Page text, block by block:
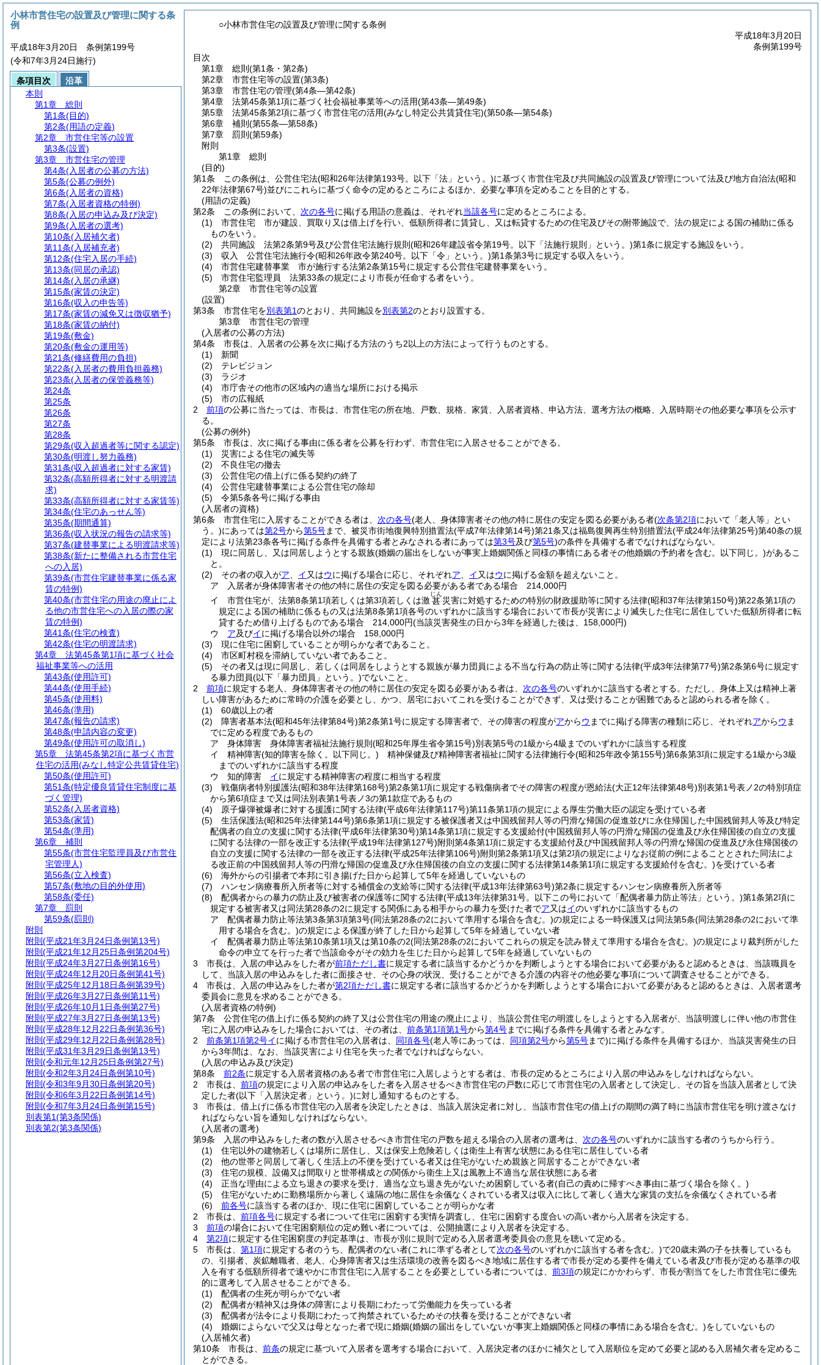
○小林市営住宅の設置及び管理に関する条例
平成18年3月20日
条例第199号
目次
第1章
総則 (第1条・第2条)
第2章
市営住宅等の設置(第3条)
第3章
市営住宅の管理(第4条―第42条)
第4章
法第45条第1項に基づく社会福祉事業等への活用(第43条―第49条)
第5章
法第45条第2項に基づく市営住宅の活用(みなし特定公共賃貸住宅)(第50条―第54条)
第6章
補則 (第55条―第58条)
第7章
罰則 (第59条)
附則
第1章
総則
(目的)
第1条
この条例は、公営住宅法(昭和26年法律第193号。以下「法」という。)に基づく市営住宅及び共同施設の設置及び管理について法及び地方自治法(昭和
22年法律第67号)並びにこれらに基づく命令の定めるところによるほか、必要な事項を定めることを目的とする。
(用語の定義)
第2条
この条例において、 次の各号に掲げる用語の意義は、それぞれ当該各号に定めるところによる。
(1)
市営住宅 市が建設、買取り又は借上げを行い、低額所得者に賃貸し、又は転貸するための住宅及びその附帯施設で、法の規定による国の補助に係る
ものをいう。
(2)
共同施設 法第2条第9号及び公営住宅法施行規則 (昭和26年建設省令第19号。以下「法施行規則」という。)第1条に規定する施設をいう。
(3)
収入 公営住宅法施行令(昭和26年政令第240号。以下「令」という。)第1条第3号に規定する収入をいう。
(4)
市営住宅建替事業 市が施行する法第2条第15号に規定する公営住宅建替事業をいう。
(5)
市営住宅監理員 法第33条の規定により市長が任命する者をいう。
第2章
市営住宅等の設置
(設置)
第3条
市営住宅を別表第1のとおり、共同施設を別表第2のとおり設置する。
第3章
市営住宅の管理
(入居者の公募の方法)
第4条
市長は、入居者の公募を次に掲げる方法のうち2以上の方法によって行うものとする。
(1)
新聞
(2)
テレビジョン
(3)
ラジオ
(4)
市庁舎その他市の区域内の適当な場所における掲示
(5)
市の広報紙
2
前項の公募に当たっては、市長は、市営住宅の所在地、戸数、規格、家賃、入居者資格、申込方法、選考方法の概略、入居時期その他必要な事項を公示す
る。
(公募の例外)
第5条
市長は、次に掲げる事由に係る者を公募を行わず、市営住宅に入居させることができる。
(1)
災害による住宅の滅失等
(2)
不良住宅の撤去
(3)
公営住宅の借上げに係る契約の終了
(4)
公営住宅建替事業による公営住宅の除却
(5)
令第5条各号に掲げる事由
(入居者の資格)
第6条
市営住宅に入居することができる者は、 次の各号(老人、身体障害者その他の特に居住の安定を図る必要がある者(次条第2項において「老人等」とい
う。)にあっては第2号から第5号まで、被災市街地復興特別措置法(平成7年法律第14号)第21条又は福島復興再生特別措置法(平成24年法律第25号)第40条の規
定により法第23条各号に掲げる条件を具備する者とみなされる者にあっては第3号及び第5号)の条件を具備する者でなければならない。
(1)
現に同居し、又は同居しようとする親族(婚姻の届出をしないが事実上婚姻関係と同様の事情にある者その他婚姻の予約者を含む。以下同じ。)があるこ
と。
(2)
その者の収入がア イ 又はウに掲げる場合に応じ、それぞれア イ 又はウに掲げる金額を超えないこと。
ア
入居者が身体障害者その他の特に居住の安定を図る必要がある者である場合 214,000円
イ
市営住宅が、法第8条第1項若しくは第3項若しくは激 甚
じん
災害に対処するための特別の財政援助等に関する法律(昭和37年法律第150号)第22条第1項の
規定による国の補助に係るもの又は法第8条第1項各号のいずれかに該当する場合において市長が災害により滅失した住宅に居住していた低額所得者に転
貸するため借り上げるものである場合 214,000円(当該災害発生の日から3年を経過した後は、158,000円)
ウ
ア及びイに掲げる場合以外の場合 158,000円
(3)
現に住宅に困窮していることが明らかな者であること。
(4)
市区町村税を滞納していない者であること。
(5)
その者又は現に同居し、若しくは同居をしようとする親族が暴力団員による不当な行為の防止等に関する法律(平成3年法律第77号)第2条第6号に規定す
る暴力団員(以下「暴力団員」という。)でないこと。
2
前項に規定する老人、身体障害者その他の特に居住の安定を図る必要がある者は、 次の各号のいずれかに該当する者とする。 ただし、身体上又は精神上著
しい障害があるために常時の介護を必要とし、かつ、居宅においてこれを受けることができず、又は受けることが困難であると認められる者を除く。
(1)
60歳以上の者
(2)
障害者基本法(昭和45年法律第84号)第2条第1号に規定する障害者で、その障害の程度がアからウ までに掲げる障害の種類に応じ、それぞれアからウ ま
でに定める程度であるもの
ア
身体障害 身体障害者福祉法施行規則 (昭和25年厚生省令第15号)別表第5号の1級から4級までのいずれかに該当する程度
イ
精神障害(知的障害を除く。以下同じ。) 精神保健及び精神障害者福祉に関する法律施行令(昭和25年政令第155号)第6条第3項に規定する1級から3級
までのいずれかに該当する程度
ウ
知的障害 イに規定する精神障害の程度に相当する程度
(3)
戦傷病者特別援護法(昭和38年法律第168号)第2条第1項に規定する戦傷病者でその障害の程度が恩給法(大正12年法律第48号)別表第1号表ノ2の特別項症
から第6項症まで又は同法別表第1号表ノ3の第1款症であるもの
(4)
原子爆弾被爆者に対する援護に関する法律(平成6年法律第117号)第11条第1項の規定による厚生労働大臣の認定を受けている者
(5)
生活保護法(昭和25年法律第144号)第6条第1項に規定する被保護者又は中国残留邦人等の円滑な帰国の促進並びに永住帰国した中国残留邦人等及び特定
配偶者の自立の支援に関する法律(平成6年法律第30号)第14条第1項に規定する支援給付(中国残留邦人等の円滑な帰国の促進及び永住帰国後の自立の支援
に関する法律の一部を改正する法律(平成19年法律第127号)附則第4条第1項に規定する支援給付及び中国残留邦人等の円滑な帰国の促進及び永住帰国後の
自立の支援に関する法律の一部を改正する法律(平成25年法律第106号)附則第2条第1項又は第2項の規定によりなお従前の例によることとされた同法によ
る改正前の中国残留邦人等の円滑な帰国の促進及び永住帰国後の自立の支援に関する法律第14条第1項に規定する支援給付を含む。)を受けている者
(6)
海外からの引揚者で本邦に引き揚げた日から起算して5年を経過していないもの
(7)
ハンセン病療養所入所者等に対する補償金の支給等に関する法律(平成13年法律第63号)第2条に規定するハンセン病療養所入所者等
(8)
配偶者からの暴力の防止及び被害者の保護等に関する法律(平成13年法律第31号。以下この号において「配偶者暴力防止等法」という。)第1条第2項に
規定する被害者又は同法第28条の2に規定する関係にある相手からの暴力を受けた者でア又はイのいずれかに該当するもの
ア
配偶者暴力防止等法第3条第3項第3号(同法第28条の2において準用する場合を含む。)の規定による一時保護又は同法第5条(同法第28条の2において準
用する場合を含む。)の規定による保護が終了した日から起算して5年を経過していない者
イ
配偶者暴力防止等法第10条第1項又は第10条の2(同法第28条の2においてこれらの規定を読み替えて準用する場合を含む。)の規定により裁判所がした
命令の申立てを行った者で当該命令がその効力を生じた日から起算して5年を経過していないもの
3
市長は、入居の申込みをした者が前項ただし書に規定する者に該当するかどうかを判断しようとする場合において必要があると認めるときは、当該職員を
して、当該入居の申込みをした者に面接させ、その心身の状況、受けることができる介護の内容その他必要な事項について調査させることができる。
4
市長は、入居の申込みをした者が第2項ただし書に規定する者に該当するかどうかを判断しようとする場合において必要があると認めるときは、入居者選考
委員会に意見を求めることができる。
(入居者資格の特例)
第7条
公営住宅の借上げに係る契約の終了又は公営住宅の用途の廃止により、当該公営住宅の明渡しをしようとする入居者が、当該明渡しに伴い他の市営住
宅に入居の申込みをした場合においては、その者は、 前条第1項第1号から第4号までに掲げる条件を具備する者とみなす。
2
前条第1項第2号イに掲げる市営住宅の入居者は、 同項各号(老人等にあっては、 同項第2号から第5号まで)に掲げる条件を具備するほか、当該災害発生の日
から3年間は、なお、当該災害により住宅を失った者でなければならない。
(入居の申込み及び決定)
第8条
前2条に規定する入居者資格のある者で市営住宅に入居しようとする者は、市長の定めるところにより入居の申込みをしなければならない。
2
市長は、 前項の規定により入居の申込みをした者を入居させるべき市営住宅の戸数に応じて市営住宅の入居者として決定し、その旨を当該入居者として決
定した者(以下「入居決定者」という。)に対し通知するものとする。
3
市長は、借上げに係る市営住宅の入居者を決定したときは、当該入居決定者に対し、当該市営住宅の借上げの期間の満了時に当該市営住宅を明け渡さなけ
ればならない旨を通知しなければならない。
(入居者の選考)
第9条
入居の申込みをした者の数が入居させるべき市営住宅の戸数を超える場合の入居者の選考は、 次の各号のいずれかに該当する者のうちから行う。
(1)
住宅以外の建物若しくは場所に居住し、又は保安上危険若しくは衛生上有害な状態にある住宅に居住している者
(2)
他の世帯と同居して著しく生活上の不便を受けている者又は住宅がないため親族と同居することができない者
(3)
住宅の規模、設備又は間取りと世帯構成との関係から衛生上又は風教上不適当な居住状態にある者
(4)
正当な理由による立ち退きの要求を受け、適当な立ち退き先がないため困窮している者(自己の責めに帰すべき事由に基づく場合を除く。)
(5)
住宅がないために勤務場所から著しく遠隔の地に居住を余儀なくされている者又は収入に比して著しく過大な家賃の支払を余儀なくされている者
(6)
前各号に該当する者のほか、現に住宅に困窮していることが明らかな者
2
市長は、 前項各号に規定する者について住宅に困窮する実情を調査し、住宅に困窮する度合いの高い者から入居者を決定する。
3
前項の場合において住宅困窮順位の定め難い者については、公開抽選により入居者を決定する。
4
第2項に規定する住宅困窮度の判定基準は、市長が別に規則で定める入居者選考委員会の意見を聴いて定める。
5
市長は、 第1項に規定する者のうち、配偶者のない者(これに準ずる者として次の各号のいずれかに該当する者を含む。)で20歳未満の子を扶養しているも
の、引揚者、炭鉱離職者、老人、心身障害者又は生活環境の改善を図るべき地域に居住する者で市長が定める要件を備えている者及び市長が定める基準の収
入を有する低額所得者で速やかに市営住宅に入居することを必要としている者については、 前3項の規定にかかわらず、市長が割当てをした市営住宅に優先
的に選考して入居させることができる。
(1)
配偶者の生死が明らかでない者
(2)
配偶者が精神又は身体の障害により長期にわたって労働能力を失っている者
(3)
配偶者が法令により長期にわたって拘禁されているためその扶養を受けることができない者
(4)
婚姻によらないで父又は母となった者で現に婚姻(婚姻の届出をしていないが事実上婚姻関係と同様の事情にある場合を含む。)をしていないもの
(入居補欠者)
第10条
市長は、 前条の規定に基づいて入居者を選考する場合において、入居決定者のほかに補欠として入居順位を定めて必要と認める入居補欠者を定めるこ
とができる。
小林市営住宅の設置及び管理に関する条
例
平成18年3月20日 条例第199号
(令和7年3月24日施行)
条項目次
沿革
本則
第1章
総則
第1条(目的)
第2条(用語の定義)
第2章
市営住宅等の設置
第3条(設置)
第3章
市営住宅の管理
第4条(入居者の公募の方法)
第5条(公募の例外)
第6条(入居者の資格)
第7条(入居者資格の特例)
第8条(入居の申込み及び決定)
第9条(入居者の選考)
第10条(入居補欠者)
第11条(入居補充者)
第12条(住宅入居の手続)
第13条(同居の承認)
第14条(入居の承継)
第15条(家賃の決定)
第16条(収入の申告等)
第17条(家賃の減免又は徴収猶予)
第18条(家賃の納付)
第19条(敷金)
第20条(敷金の運用等)
第21条(修繕費用の負担)
第22条(入居者の費用負担義務)
第23条(入居者の保管義務等)
第24条
第25条
第26条
第27条
第28条
第29条(収入超過者等に関する認定)
第30条(明渡し努力義務)
第31条(収入超過者に対する家賃)
第32条(高額所得者に対する明渡請
求)
第33条(高額所得者に対する家賃等)
第34条(住宅のあっせん等)
第35条(期間通算)
第36条(収入状況の報告の請求等)
第37条(建替事業による明渡請求等)
第38条(新たに整備される市営住宅
への入居)
第39条(市営住宅建替事業に係る家
賃の特例)
第40条(市営住宅の用途の廃止によ
る他の市営住宅への入居の際の家
賃の特例)
第41条(住宅の検査)
第42条(住宅の明渡請求)
第4章
法第45条第1項に基づく社会
福祉事業等への活用
第43条(使用許可)
第44条(使用手続)
第45条(使用料)
第46条(準用)
第47条(報告の請求)
第48条(申請内容の変更)
第49条(使用許可の取消し)
第5章
法第45条第2項に基づく市営
住宅の活用(みなし特定公共賃貸住宅)
第50条(使用許可)
第51条(特定優良賃貸住宅制度に基
づく管理)
第52条(入居者資格)
第53条(家賃)
第54条(準用)
第6章
補則
第55条(市営住宅監理員及び市営住
宅管理人)
第56条(立入検査)
第57条(敷地の目的外使用)
第58条(委任)
第7章
罰則
第59条(罰則)
附則
附則 (平成21年3月24日条例第13号)
附則 (平成21年12月25日条例第204号)
附則 (平成24年3月27日条例第16号)
附則 (平成24年12月20日条例第41号)
附則 (平成25年12月18日条例第39号)
附則 (平成26年3月27日条例第11号)
附則 (平成26年10月1日条例第27号)
附則 (平成27年3月27日条例第13号)
附則 (平成28年12月22日条例第36号)
附則 (平成29年12月22日条例第28号)
附則 (平成31年3月29日条例第13号)
附則 (令和元年12月25日条例第27号)
附則 (令和2年3月24日条例第10号)
附則 (令和3年9月30日条例第20号)
附則 (令和6年3月22日条例第14号)
附則 (令和7年3月24日条例第15号)
別表第1(第3条関係)
別表第2(第3条関係)